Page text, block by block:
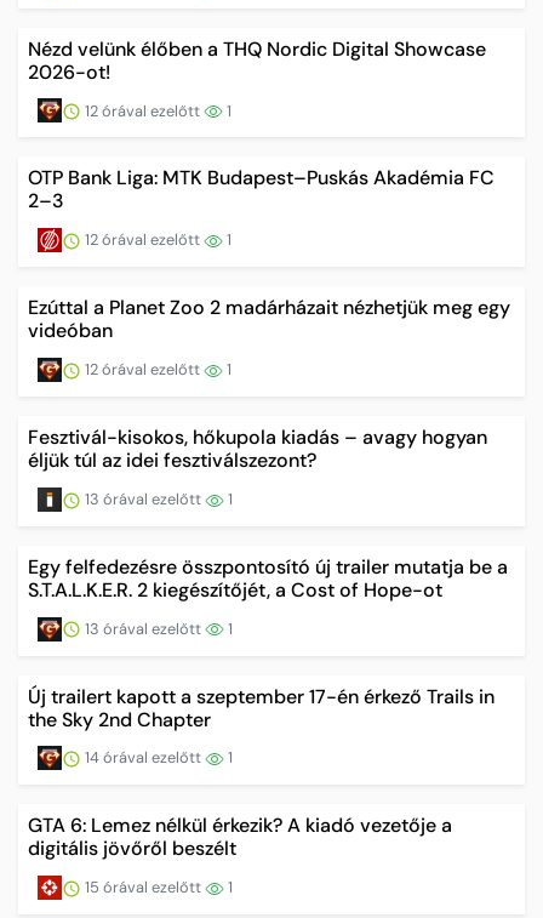
Nézd velünk élőben a THQ Nordic Digital Showcase
2026-ot!
12 órával ezelőtt 1
OTP Bank Liga: MTK Budapest–Puskás Akadémia FC
2–3
12 órával ezelőtt 1
Ezúttal a Planet Zoo 2 madárházait nézhetjük meg egy
videóban
12 órával ezelőtt 1
Fesztivál-kisokos, hőkupola kiadás – avagy hogyan
éljük túl az idei fesztiválszezont?
13 órával ezelőtt 1
Egy felfedezésre összpontosító új trailer mutatja be a
S.T.A.L.K.E.R. 2 kiegészítőjét, a Cost of Hope-ot
13 órával ezelőtt 1
Új trailert kapott a szeptember 17-én érkező Trails in
the Sky 2nd Chapter
14 órával ezelőtt 1
GTA 6: Lemez nélkül érkezik? A kiadó vezetője a
digitális jövőről beszélt
15 órával ezelőtt 1